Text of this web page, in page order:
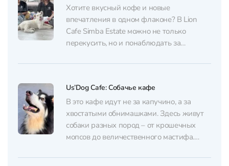
не только сфотографироваться, но и
взять...
Хотите вкусный кофе и новые
впечатления в одном флаконе? В Lion
Cafe Simba Estate можно не только
перекусить, но и понаблюдать за
львятами! Здесь живут три пушистых
понаблюдать за львятами со стороны и
сделать фотографии на свой гаджет. А
вот за...
Us’Dog Cafe: Собачье кафе
В это кафе идут не за капучино, а за
хвостатыми обнимашками. Здесь живут
собаки разных пород – от крошечных
мопсов до величественного мастифа.
зарядиться добротой и, возможно,